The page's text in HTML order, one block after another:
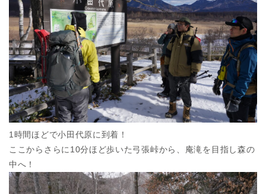
1時間ほどで小田代原に到着！
ここからさらに10分ほど歩いた弓張峠から、庵滝を目指し森の
中へ！